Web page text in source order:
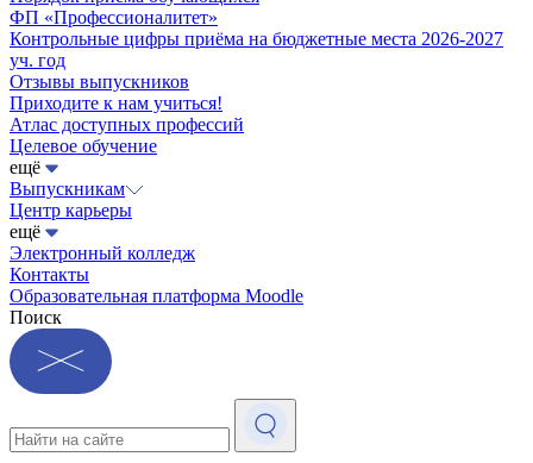
ФП «Профессионалитет»
Контрольные цифры приёма на бюджетные места 2026-2027
уч. год
Отзывы выпускников
Приходите к нам учиться!
Атлас доступных профессий
Целевое обучение
ещё
Выпускникам
Центр карьеры
ещё
Электронный колледж
Контакты
Образовательная платформа Moodle
Поиск